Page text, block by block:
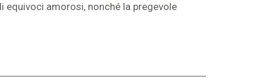
amorosi, nonché la pregevole